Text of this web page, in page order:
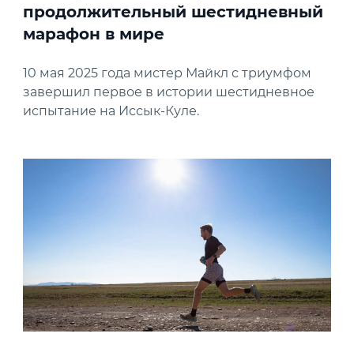
продолжительный шестидневный
марафон в мире
10 мая 2025 года мистер Майкл с триумфом
завершил первое в истории шестидневное
испытание на Иссык-Куле.